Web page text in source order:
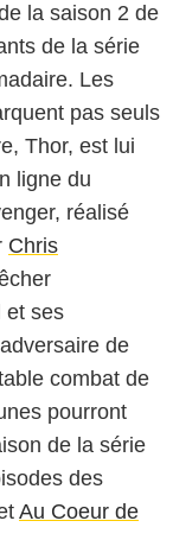
la saison 2 de
de la série
Les
pas seuls
Thor, est lui
ligne du
réalisé
Chris
et ses
de
combat de
pourront
de la série
des
Au Coeur de